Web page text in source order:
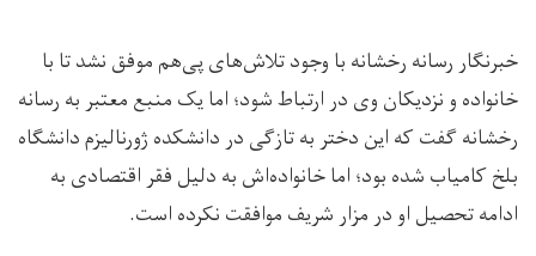
خبرنگار رسانه رخشانه با وجود تلاش‌های پی‌هم موفق نشد تا با
خانواده و نزدیکان وی در ارتباط شود؛ اما یک منبع معتبر به رسانه
رخشانه گفت که این دختر به تاز‌گی در دانشکده ژورنالیزم دانشگاه
بلخ کامیاب شده بود؛ اما خانواده‌اش به دلیل فقر اقتصادی به
ادامه تحصیل او در مزار شریف موافقت نکرده است.